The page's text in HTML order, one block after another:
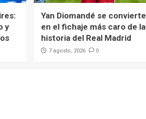
y
Yan Diomandé se convierte
en el fichaje más caro de la
historia del Real Madrid
7 agosto, 2026 0